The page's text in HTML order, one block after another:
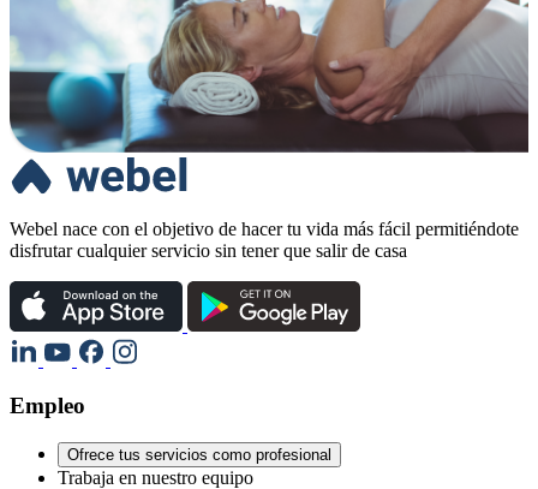
Webel nace con el objetivo de hacer tu vida más fácil permitiéndote
disfrutar cualquier servicio sin tener que salir de casa
Empleo
Ofrece tus servicios como profesional
Trabaja en nuestro equipo